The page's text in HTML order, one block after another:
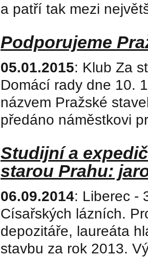
a patří tak mezi
Podporujeme
05.01.2015: Klub Za
Domácí rady dne 10.
názvem Pražské
předáno náměstkovi
Studijní a
starou Prahu:
06.09.2014: Liberec -
Císařských lázních.
depozitáře, laureáta
stavbu za rok 2013.